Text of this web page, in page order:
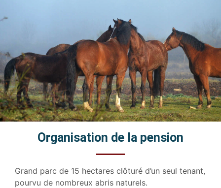
Organisation de la pension
Grand parc de 15 hectares clôturé d’un seul tenant,
pourvu de nombreux abris naturels.